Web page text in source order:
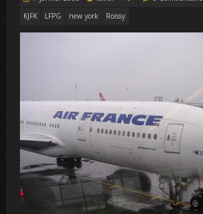
KJFK
LFPG new york Roissy